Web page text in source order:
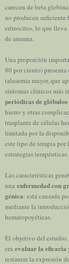
carecen de beta
no producen
eritrocitos, lo que lleva
de anemia.
Una proporción
80 por ciento)
talasemia mayor, que
síntomas clínicos más
periódicas de
hierro y otras
trasplante de células
limitada por la
este tipo de terapia por
estrategias
Las características
una enfermedad con
génica: está causada
mediante la
hematopoyéticas.
El objetivo del
era evaluar la eficacia
restaurar la expresión